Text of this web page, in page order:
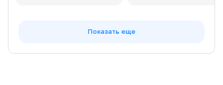
Показать еще